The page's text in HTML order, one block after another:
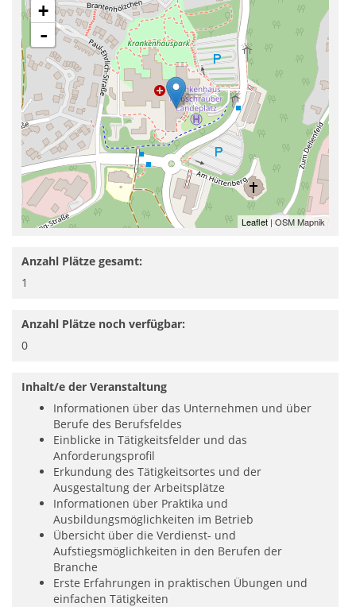
+
-
Leaflet | OSM Mapnik
Anzahl Plätze gesamt:
1
Anzahl Plätze noch verfügbar:
0
Inhalt/e der Veranstaltung
Informationen über das Unternehmen und über
Berufe des Berufsfeldes
Einblicke in Tätigkeitsfelder und das
Anforderungsprofil
Erkundung des Tätigkeitsortes und der
Ausgestaltung der Arbeitsplätze
Informationen über Praktika und
Ausbildungsmöglichkeiten im Betrieb
Übersicht über die Verdienst- und
Aufstiegsmöglichkeiten in den Berufen der
Branche
Erste Erfahrungen in praktischen Übungen und
einfachen Tätigkeiten